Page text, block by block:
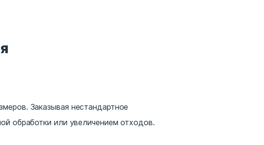
Заказывая нестандартное
обработки или увеличением отходов.